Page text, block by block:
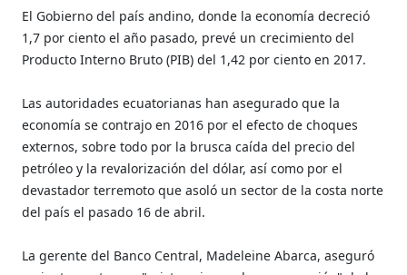
El Gobierno del país andino, donde la economía decreció
1,7 por ciento el año pasado, prevé un crecimiento del
Producto Interno Bruto (PIB) del 1,42 por ciento en 2017.
Las autoridades ecuatorianas han asegurado que la
economía se contrajo en 2016 por el efecto de choques
externos, sobre todo por la brusca caída del precio del
petróleo y la revalorización del dólar, así como por el
devastador terremoto que asoló un sector de la costa norte
del país el pasado 16 de abril.
La gerente del Banco Central, Madeleine Abarca, aseguró